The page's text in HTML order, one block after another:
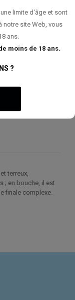
limite d'âge et sont
notre site Web, vous
ans.
moins de 18 ans.
?
terreux,
; en bouche, il est
finale complexe.